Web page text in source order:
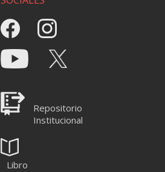
Repositorio
Institucional
Libro